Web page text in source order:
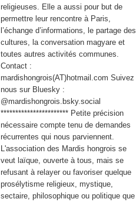
religieuses. Elle a aussi pour but de
permettre leur rencontre à Paris,
l’échange d’informations, le partage des
cultures, la conversation magyare et
toutes autres activités communes.
Contact :
mardishongrois(AT)hotmail.com Suivez
nous sur Bluesky :
@mardishongrois.bsky.social
*********************** Petite précision
nécessaire compte tenu de demandes
récurrentes qui nous parviennent.
L'association des Mardis hongrois se
veut laïque, ouverte à tous, mais se
refusant à relayer ou favoriser quelque
prosélytisme religieux, mystique,
sectaire, philosophique ou politique que